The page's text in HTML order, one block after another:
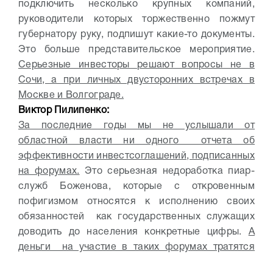
подключить несколько крупных компаний,
руководители которых торжественно пожмут
губернатору руку, подпишут какие-то документы.
Это больше представительское мероприятие.
Серьезные инвесторы решают вопросы не в
Сочи, а при личных двусторонних встречах в
Москве и Волгограде.
Виктор Пилипенко:
За последние годы мы не услышали от
областной власти ни одного отчета об
эффективности инвестсоглашений, подписанных
на форумах.
Это серьезная недоработка пиар-
служб Боженова, которые с откровенным
пофигизмом относятся к исполнению своих
обязанностей как государственных служащих
доводить до населения конкретные цифры. А
деньги на участие в таких форумах тратятся